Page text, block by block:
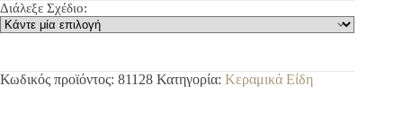
Διάλεξε Σχέδιο:
Κωδικός προϊόντος: 81128 Κατηγορία: Κεραμικά Είδη